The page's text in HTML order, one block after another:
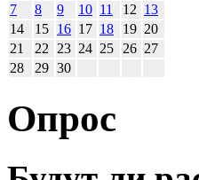
7
8 9 10 11 12 13
14
15 16 17 18 19 20
21
22 23 24 25 26 27
28
29 30
Опрос